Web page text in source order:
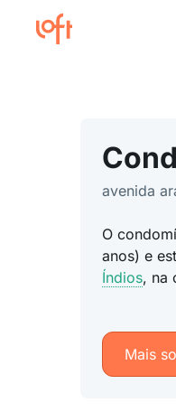
avenida
O
anos) e
Índios, na
Mais